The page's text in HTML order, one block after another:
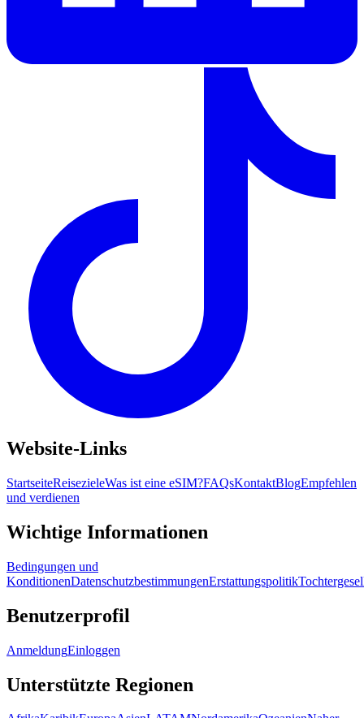
Website-Links
StartseiteReisezieleWas ist eine eSIM?FAQsKontaktBlogEmpfehlen
und verdienen
Wichtige Informationen
Bedingungen und
KonditionenDatenschutzbestimmungenErstattungspolitik
Benutzerprofil
AnmeldungEinloggen
Unterstützte Regionen